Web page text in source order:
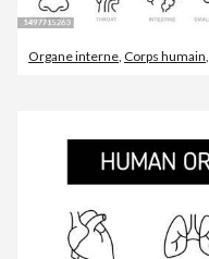
Organe interne, Corps humain,